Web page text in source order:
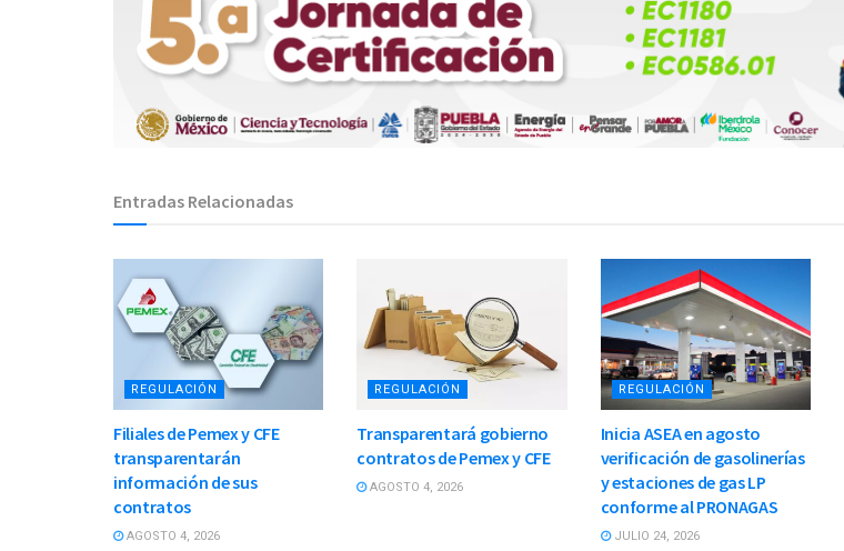
Entradas Relacionadas
REGULACIÓN
Filiales de Pemex y CFE
transparentarán
información de sus
contratos
AGOSTO 4, 2026
REGULACIÓN
Transparentará gobierno
contratos de Pemex y CFE
AGOSTO 4, 2026
REGULACIÓN
Inicia ASEA en agosto
verificación de gasolinerías
y estaciones de gas LP
conforme al PRONAGAS
JULIO 24, 2026